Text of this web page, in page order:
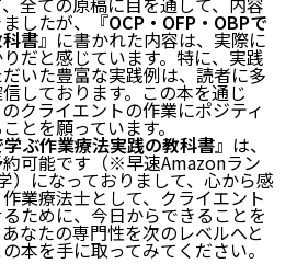
したが、『OCP・OFP・OBPで
書』に書かれた内容は、実際に
だと感じています。特に、実践
いた豊富な実践例は、読者に多
しております。この本を通じ
クライエントの作業にポジティ
とを願っています。
ぶ作業療法実践の教科書』は、
可能です（※早速Amazonラン
）になっておりまして、心から感
業療法士として、クライエント
ために、今日からできることを
なたの専門性を次のレベルへと
本を手に取ってみてください。